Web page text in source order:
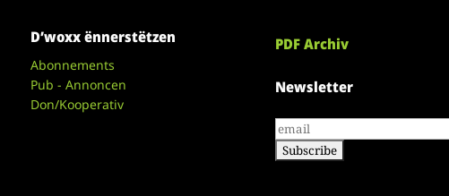
D’woxx ënnerstëtzen
Abonnements
Pub - Annoncen
Don/Kooperativ
PDF Archiv
Newsletter